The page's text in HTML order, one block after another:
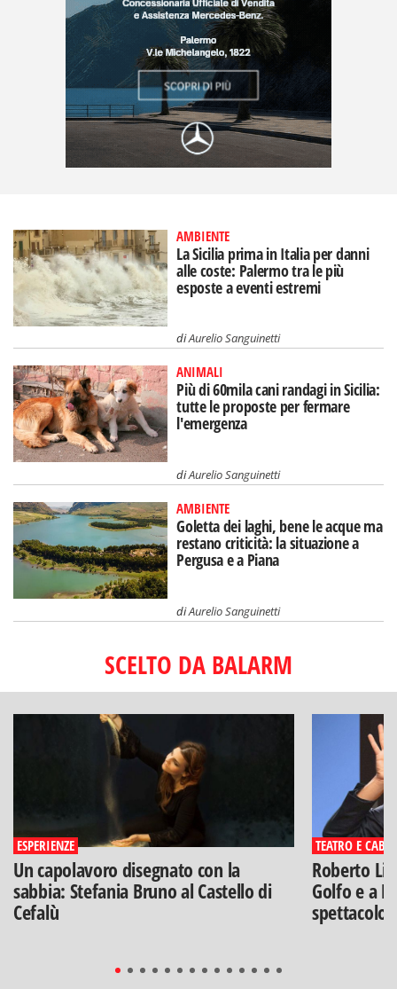
AMBIENTE
La Sicilia prima in Italia per danni
alle coste: Palermo tra le più
esposte a eventi estremi
diAurelio Sanguinetti
ANIMALI
Più di 60mila cani randagi in Sicilia:
tutte le proposte per fermare
l'emergenza
diAurelio Sanguinetti
AMBIENTE
Goletta dei laghi, bene le acque ma
restano criticità: la situazione a
Pergusa e a Piana
diAurelio Sanguinetti
SCELTO DA BALARM
ESPERIENZE
Un capolavoro disegnato con la
sabbia: Stefania Bruno al Castello di
Cefalù
TEATRO E
Roberto
Golfo e a
spettacolo"